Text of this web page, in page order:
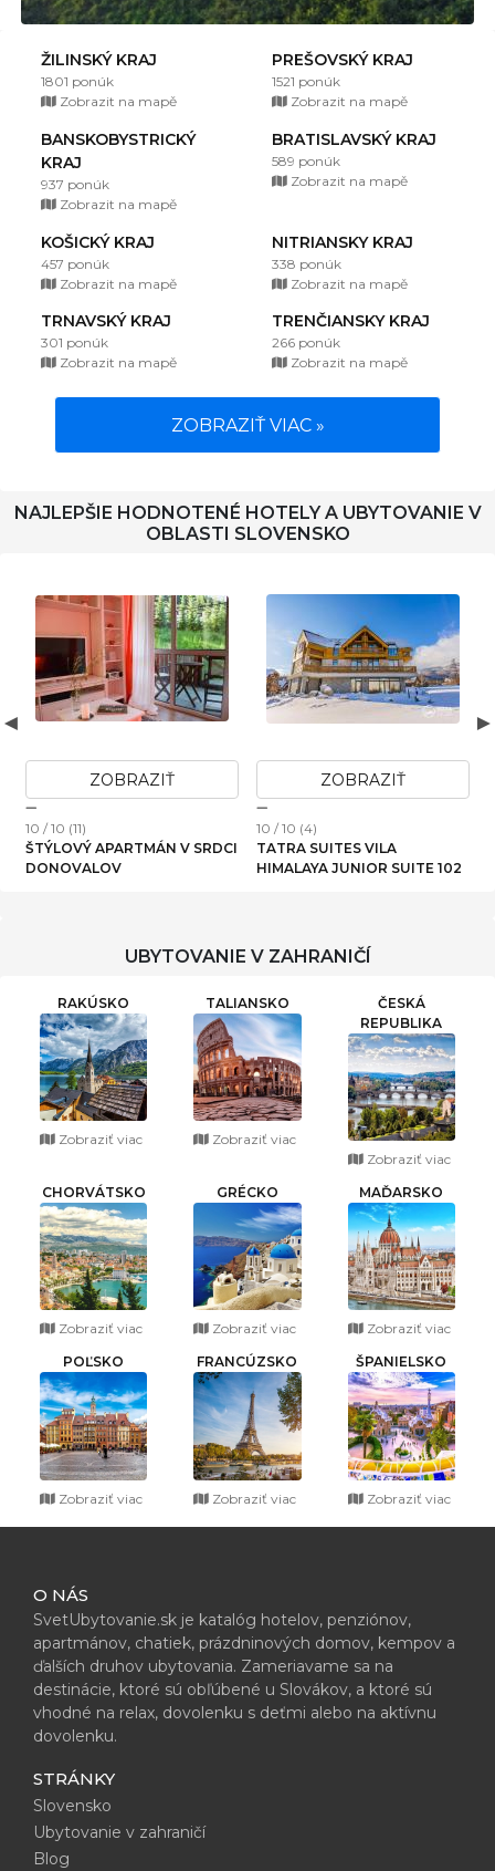
ŽILINSKÝ KRAJ
1801 ponúk
Zobrazit na mapě
PREŠOVSKÝ KRAJ
1521 ponúk
Zobrazit na mapě
BANSKOBYSTRICKÝ
KRAJ
937 ponúk
Zobrazit na mapě
BRATISLAVSKÝ KRAJ
589 ponúk
Zobrazit na mapě
KOŠICKÝ KRAJ
457 ponúk
Zobrazit na mapě
NITRIANSKY KRAJ
338 ponúk
Zobrazit na mapě
TRNAVSKÝ KRAJ
301 ponúk
Zobrazit na mapě
TRENČIANSKY KRAJ
266 ponúk
Zobrazit na mapě
ZOBRAZIŤ VIAC »
NAJLEPŠIE HODNOTENÉ HOTELY A UBYTOVANIE V
OBLASTI SLOVENSKO
SUITE 102
SOVIA WELLNESS CHATA S
JACUZZI KAĎOU A SAUNOU,
THE DRAGON'S LAIR
APARTMENT
UBYTOVANIE V ZAHRANIČÍ
RAKÚSKO
Zobraziť viac
TALIANSKO
Zobraziť viac
ČESKÁ
REPUBLIKA
Zobraziť viac
CHORVÁTSKO
Zobraziť viac
GRÉCKO
Zobraziť viac
MAĎARSKO
Zobraziť viac
POĽSKO
Zobraziť viac
FRANCÚZSKO
Zobraziť viac
ŠPANIELSKO
Zobraziť viac
O NÁS
SvetUbytovanie.sk je katalóg hotelov, penziónov,
apartmánov, chatiek, prázdninových domov, kempov a
ďalších druhov ubytovania. Zameriavame sa na
destinácie, ktoré sú obľúbené u Slovákov, a ktoré sú
vhodné na relax, dovolenku s deťmi alebo na aktívnu
dovolenku.
STRÁNKY
Slovensko
Ubytovanie v zahraničí
Blog